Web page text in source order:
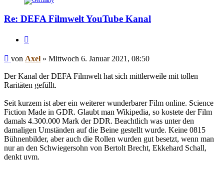
Re: DEFA Filmwelt YouTube Kanal
Beitrag
von Axel » Mittwoch 6. Januar 2021, 08:50
Der Kanal der DEFA Filmwelt hat sich mittlerweile mit tollen
Raritäten gefüllt.
Seit kurzem ist aber ein weiterer wunderbarer Film online. Science
Fiction Made in GDR. Glaubt man Wikipedia, so kostete der Film
damals 4.300.000 Mark der DDR. Beachtlich was unter den
damaligen Umständen auf die Beine gestellt wurde. Keine 0815
Bühnenbilder, aber auch die Rollen wurden gut besetzt, wenn man
nur an den Schwiegersohn von Bertolt Brecht, Ekkehard Schall,
denkt uvm.